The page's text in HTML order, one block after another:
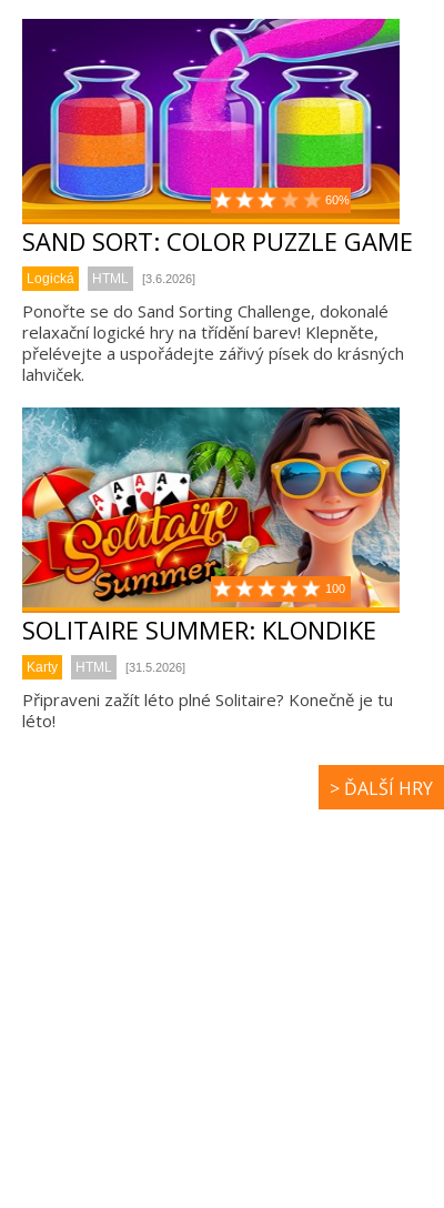
60%
SAND SORT: COLOR PUZZLE GAME
Logická HTML [3.6.2026]
Ponořte se do Sand Sorting Challenge, dokonalé
relaxační logické hry na třídění barev! Klepněte,
přelévejte a uspořádejte zářivý písek do krásných
lahviček.
100
SOLITAIRE SUMMER: KLONDIKE
Karty HTML [31.5.2026]
Připraveni zažít léto plné Solitaire? Konečně je tu
léto!
> ĎALŠÍ HRY